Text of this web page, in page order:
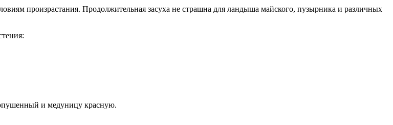
произрастания. Продолжительная засуха не страшна для ландыша майского, пузырника и различных
и медуницу красную.